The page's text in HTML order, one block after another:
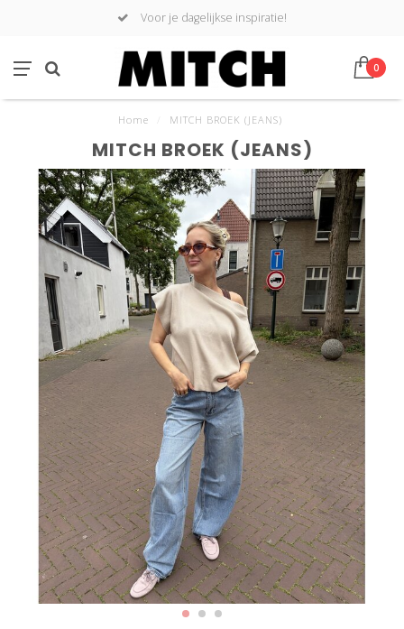
Voor je dagelijkse inspiratie!
0
Home MITCH BROEK (JEANS)
MITCH BROEK (JEANS)